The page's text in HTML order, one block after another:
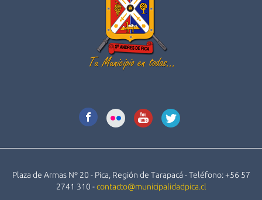
Plaza de Armas Nº 20 - Pica, Región de Tarapacá - Teléfono: +56 57
2741 310 -contacto@municipalidadpica.cl